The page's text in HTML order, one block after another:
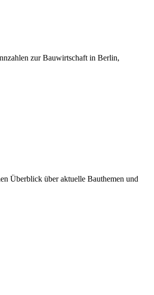
zur Bauwirtschaft in Berlin,
Überblick über aktuelle Bauthemen und